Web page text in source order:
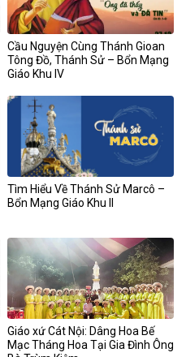
Cầu Nguyện Cùng Thánh Gioan
Tông Đồ, Thánh Sử – Bổn Mạng
Giáo Khu IV
Tìm Hiểu Về Thánh Sử Marcô –
Bổn Mạng Giáo Khu II
Giáo xứ Cát Nội: Dâng Hoa Bế
Mạc Tháng Hoa Tại Gia Đình Ông